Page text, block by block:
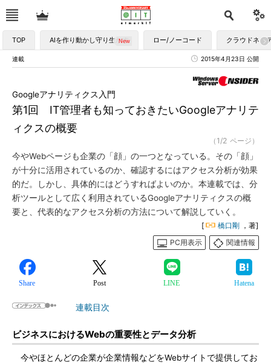
TOP AIを作り動かし守り生かす ロー/ノーコード クラウドネイ
連載 2015年4月23日 公開
第1回 IT管理者も知っておきたいGoogleアナリテ
ィクスの概要
Googleアナリティクス入門
（1/2 ページ）
今やWebページも企業の「顔」の一つとなっている。その「顔」
が十分に活用されているのか、確認するにはアクセス分析が効果
的だ。しかし、具体的にはどうすればよいのか。本連載では、分
析ツールとして広く利用されているGoogleアナリティクスの概
要と、代表的なアクセス分析の方法について解説していく。
[ 橋口剛 ，著]
PC用表示
関連情報
Share Post LINE Hatena
連載目次
ビジネスにおけるWebの重要性とデータ分析
今やほとんどの企業が企業情報などをWebサイトで提供してお